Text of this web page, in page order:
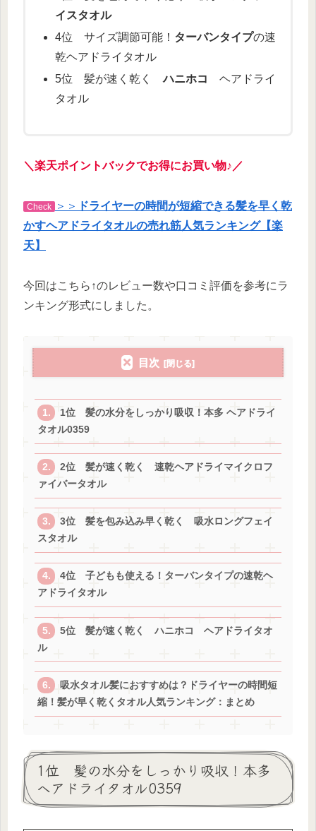
イスタオル
4位 サイズ調節可能！ ターバンタイプの速
乾ヘアドライタオル
5位 髪が速く乾くハニホコ
ヘアドライ
タオル
＼楽天ポイントバックでお得にお買い物♪／
Check ＞＞
ドライヤーの時間が短縮できる髪を早く乾
かすヘアドライタオルの売れ筋人気ランキング【楽
天】
今回はこちら↑のレビュー数や口コミ評価を参考にラ
ンキング形式にしました。
目次
1位 髪の水分をしっかり吸収！本多 ヘアドライ
タオル0359
2位 髪が速く乾く 速乾ヘアドライマイクロフ
ァイバータオル
3位 髪を包み込み早く乾く 吸水ロングフェイ
スタオル
4位 子どもも使える！ターバンタイプの速乾ヘ
アドライタオル
5位 髪が速く乾く ハニホコ ヘアドライタオ
ル
吸水タオル髪におすすめは？ドライヤーの時間短
縮！髪が早く乾くタオル人気ランキング：まとめ
1位 髪の水分をしっかり吸収！本多
ヘアドライタオル0359